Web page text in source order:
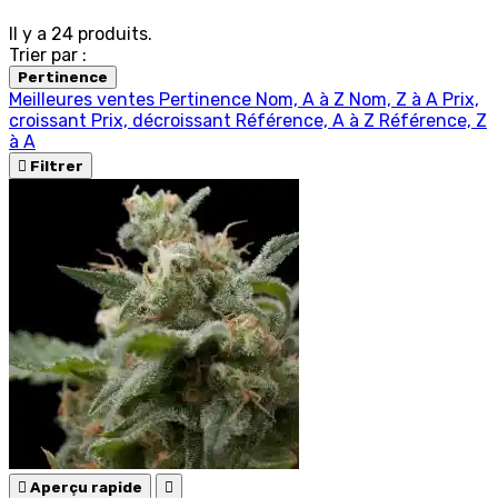
Il y a 24 produits.
Trier par :
Pertinence
Meilleures ventes Pertinence Nom, A à Z Nom, Z à A Prix,
croissant Prix, décroissant Référence, A à Z Référence, Z
à A
 Filtrer
 Aperçu rapide 